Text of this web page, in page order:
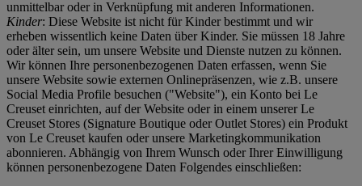
unmittelbar oder in Verknüpfung mit anderen Informationen.
Kinder: Diese Website ist nicht für Kinder bestimmt und wir
erheben wissentlich keine Daten über Kinder. Sie müssen 18 Jahre
oder älter sein, um unsere Website und Dienste nutzen zu können.
Wir können Ihre personenbezogenen Daten erfassen, wenn Sie
unsere Website sowie externen Onlinepräsenzen, wie z.B. unsere
Social Media Profile besuchen ("Website"), ein Konto bei Le
Creuset einrichten, auf der Website oder in einem unserer Le
Creuset Stores (Signature Boutique oder Outlet Stores) ein Produkt
von Le Creuset kaufen oder unsere Marketingkommunikation
abonnieren. Abhängig von Ihrem Wunsch oder Ihrer Einwilligung
können personenbezogene Daten Folgendes einschließen: